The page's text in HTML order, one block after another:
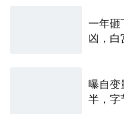
一年砸
凶，白
曝自变
半，字